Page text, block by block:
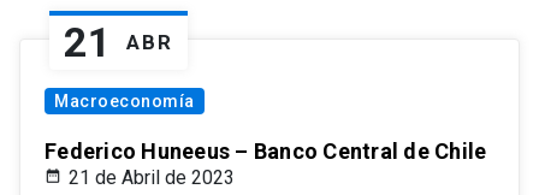
21 ABR
Macroeconomía
Federico Huneeus – Banco Central de Chile
21 de Abril de 2023